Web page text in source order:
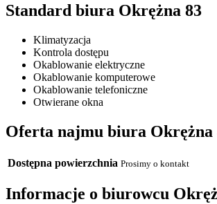
Standard biura Okrężna 83
Klimatyzacja
Kontrola dostępu
Okablowanie elektryczne
Okablowanie komputerowe
Okablowanie telefoniczne
Otwierane okna
Oferta najmu biura Okrężna
Dostępna powierzchnia Prosimy o kontakt
Informacje o biurowcu